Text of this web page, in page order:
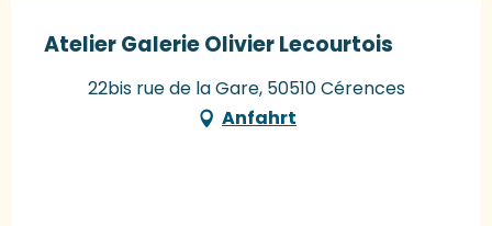
Atelier Galerie Olivier Lecourtois
22bis rue de la Gare, 50510 Cérences
Anfahrt